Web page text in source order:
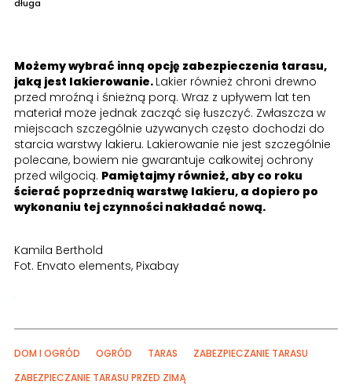
długa
Możemy wybrać inną opcję zabezpieczenia tarasu,
jaką jest lakierowanie. Lakier również chroni drewno
przed mroźną i śnieżną porą. Wraz z upływem lat ten
materiał może jednak zacząć się łuszczyć. Zwłaszcza w
miejscach szczególnie używanych często dochodzi do
starcia warstwy lakieru. Lakierowanie nie jest szczególnie
polecane, bowiem nie gwarantuje całkowitej ochrony
przed wilgocią. Pamiętajmy również, aby co roku
ścierać poprzednią warstwę lakieru, a dopiero po
wykonaniu tej czynności nakładać nową.
Kamila Berthold
Fot. Envato elements, Pixabay
DOM I OGRÓD OGRÓD TARAS
ZABEZPIECZANIE TARASU
ZABEZPIECZANIE TARASU PRZED ZIMĄ